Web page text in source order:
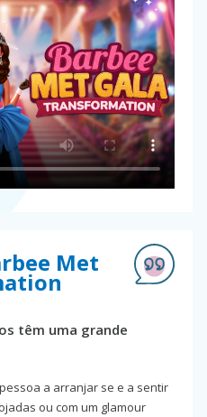
Met
têm uma grande
a arranjar se e a sentir
ou com um glamour